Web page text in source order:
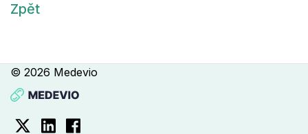
Zpět
© 2026 Medevio